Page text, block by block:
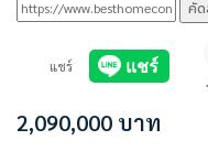
คั
แชร์
2,090,000 บาท